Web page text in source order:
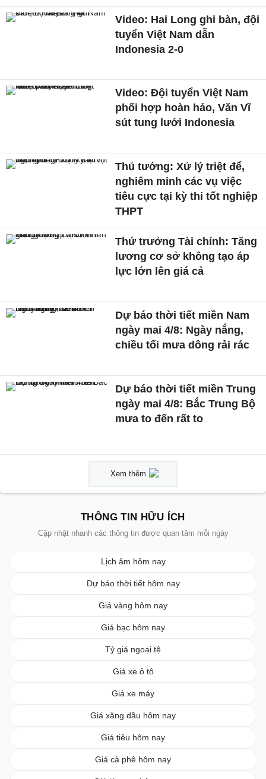
Video: Hai Long ghi bàn, đội
tuyển Việt Nam dẫn
Indonesia 2-0
Video: Đội tuyển Việt Nam
phối hợp hoàn hảo, Văn Vĩ
sút tung lưới Indonesia
Thủ tướng: Xử lý triệt để,
nghiêm minh các vụ việc
tiêu cực tại kỳ thi tốt nghiệp
THPT
Thứ trưởng Tài chính: Tăng
lương cơ sở không tạo áp
lực lớn lên giá cả
Dự báo thời tiết miền Nam
ngày mai 4/8: Ngày nắng,
chiều tối mưa dông rải rác
Dự báo thời tiết miền Trung
ngày mai 4/8: Bắc Trung Bộ
mưa to đến rất to
Xem thêm
THÔNG TIN HỮU ÍCH
Cập nhật nhanh các thông tin được quan tâm mỗi ngày
Lịch âm hôm nay
Dự báo thời tiết hôm nay
Giá vàng hôm nay
Giá bạc hôm nay
Tỷ giá ngoại tệ
Giá xe ô tô
Giá xe máy
Giá xăng dầu hôm nay
Giá tiêu hôm nay
Giá cà phê hôm nay